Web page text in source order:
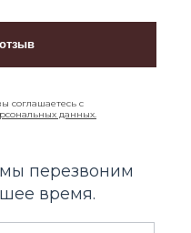
соглашаетесь с
данных.
мы перезвоним
время.